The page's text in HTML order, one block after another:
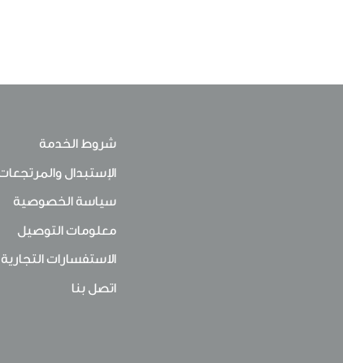
شروط الخدمة
الإستبدال
سياسة الخصوصية
معلومات التوصيل
الاستفسارات التجارية
اتصل بنا